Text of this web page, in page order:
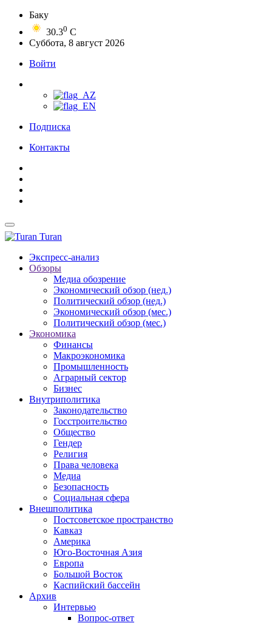
Баку
30.30 C
Суббота, 8 август 2026
Войти
Подписка
Контакты
Turan
Экспресс-анализ
Обзоры
Медиа обозрение
Экономический обзор (нед.)
Политический обзор (нед.)
Экономический обзор (мес.)
Политический обзор (мес.)
Экономика
Финансы
Макроэкономика
Промышленность
Аграрный сектор
Бизнес
Внутриполитика
Законодательство
Госстроительство
Общество
Гендер
Религия
Права человека
Медиа
Безопасность
Социальная сфера
Внешполитика
Постсоветское пространство
Кавказ
Америка
Юго-Восточная Азия
Европа
Большой Восток
Каспийский бассейн
Архив
Интервью
Вопрос-ответ